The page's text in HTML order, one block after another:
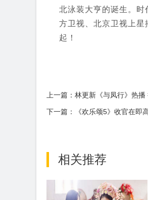
北泳装大亨的诞生。
方卫视、北京卫视上
起！
上一篇：林更新《与凤行》热
下一篇：《欢乐颂5》收官在即
相关推荐